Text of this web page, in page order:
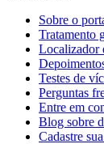
Sobre o
Tratamento
Localizador
Testes de
Perguntas
Entre em
Blog sobre
Cadastre